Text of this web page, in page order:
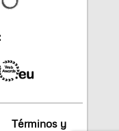
Términos y